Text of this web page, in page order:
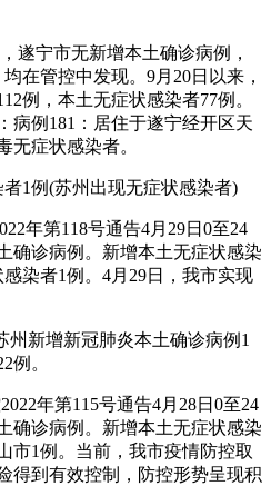
遂宁市无新增本土确诊病例，
在管控中发现。9月20日以来，
例，本土无症状感染者77例。
病例181：居住于遂宁经开区天
无症状感染者。
1例(苏州出现无症状感染者)
年第118号通告4月29日0至24
确诊病例。新增本土无症状感染
染者1例。4月29日，我市实现
州新增新冠肺炎本土确诊病例1
例。
年第115号通告4月28日0至24
确诊病例。新增本土无症状感染
市1例。当前，我市疫情防控取
得到有效控制，防控形势呈现积